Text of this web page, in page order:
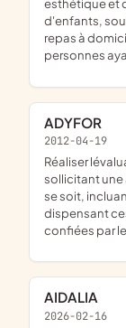
esthétique et
d'enfants,
repas à
personnes
ADYFOR
2012-04-19
réaliser lévaluation des besoins des personnes
sollicitant une
se soit,
dispensant
confiées par
AIDALIA
2026-02-16